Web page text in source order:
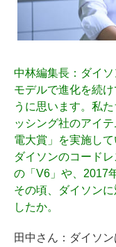
中林編集長：ダイ
モデルで進化を続
うに思います。私
ッシング社のアイ
電大賞」を実施し
ダイソンのコード
の「V6」や、2017
その頃、ダイソン
したか。
田中さん ：ダイソ